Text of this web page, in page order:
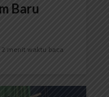
Baru
2 menit waktu baca